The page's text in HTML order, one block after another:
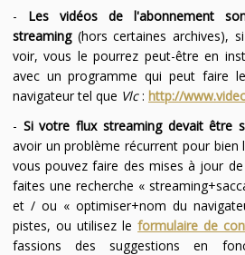
- Les vidéos de l'abonnement
streaming(hors certaines archives),
voir, vous le pourrez peut-être en
avec un programme qui peut faire
navigateur tel que Vlc: http://
- Si votre flux streaming devait être
avoir un problème récurrent pour bien
vous pouvez faire des mises à jour
faites une recherche «
et / ou « optimiser+nom du
pistes, ou utilisez leformulaire de
fassions des suggestions en